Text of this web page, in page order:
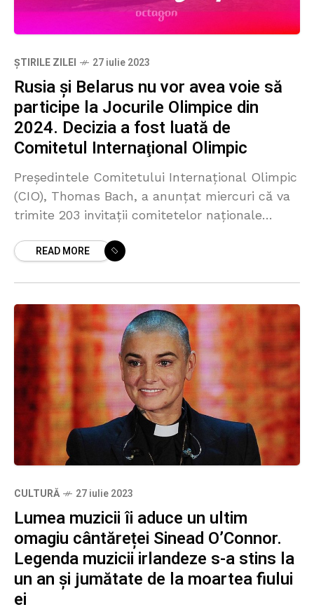
ȘTIRILE ZILEI 27 iulie 2023
Rusia și Belarus nu vor avea voie să
participe la Jocurile Olimpice din
2024. Decizia a fost luată de
Comitetul Internaţional Olimpic
Preşedintele Comitetului Internaţional Olimpic
(CIO), Thomas Bach, a anunţat miercuri că va
trimite 203 invitaţii comitetelor naţionale
de la Paris, ceea ce exclude pentru
READ MORE
CULTURĂ 27 iulie 2023
Lumea muzicii îi aduce un ultim
omagiu cântăreței Sinead O’Connor.
Legenda muzicii irlandeze s-a stins la
un an și jumătate de la moartea fiului
ei